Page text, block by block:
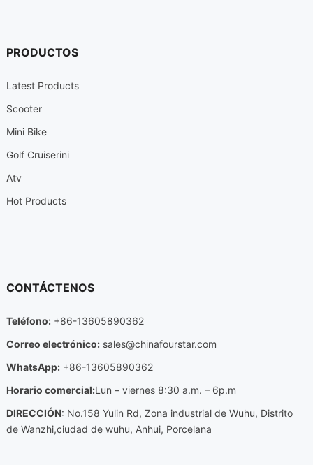
PRODUCTOS
Latest Products
Scooter
Mini Bike
Golf Cruiserini
Atv
Hot Products
CONTÁCTENOS
Teléfono:+86-13605890362
Correo electrónico: sales@chinafourstar.com
WhatsApp:+86-13605890362
Horario comercial:Lun – viernes 8:30 a.m. – 6p.m
DIRECCIÓN: No.158 Yulin Rd, Zona industrial de Wuhu, Distrito
de Wanzhi,ciudad de wuhu, Anhui, Porcelana